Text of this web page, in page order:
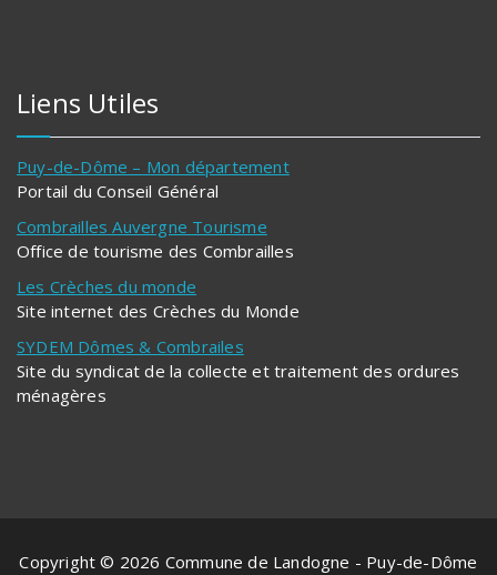
Liens Utiles
Puy-de-Dôme – Mon département
Portail du Conseil Général
Combrailles Auvergne Tourisme
Office de tourisme des Combrailles
Les Crèches du monde
Site internet des Crèches du Monde
SYDEM Dômes & Combrailes
Site du syndicat de la collecte et traitement des ordures
ménagères
Copyright © 2026 Commune de Landogne - Puy-de-Dôme